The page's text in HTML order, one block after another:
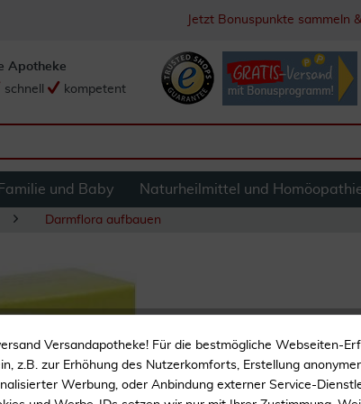
Jetzt Bonuspunkte sammeln
Apotheke
schnell kompetent
Familie und Baby Naturheilmittel und
Darmflora aufbauen
Unterstützt die
Versandapotheke! Für die bestmögliche Webseiten-
z.B. zur Erhöhung des Nutzerkomforts, Erstellung
Werbung, oder Anbindung externer Service-